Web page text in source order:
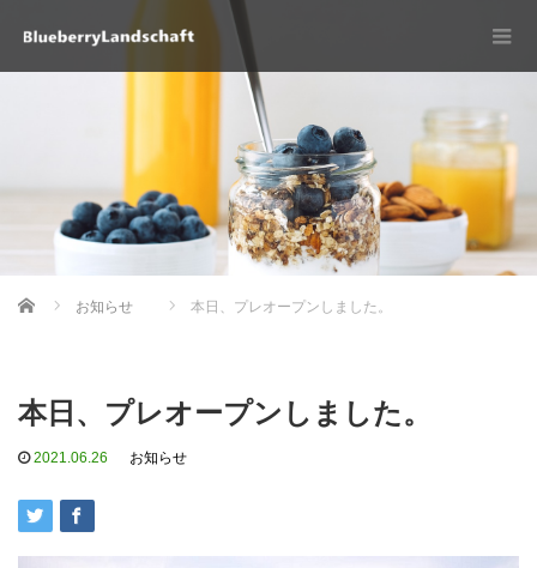
Home お知らせ 本日、プレオープンしました。
本日、プレオープンしました。
2021.06.26 お知らせ